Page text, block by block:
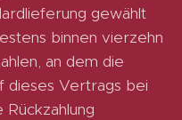
gewählt
binnen vierzehn
an dem die
dieses Vertrags bei